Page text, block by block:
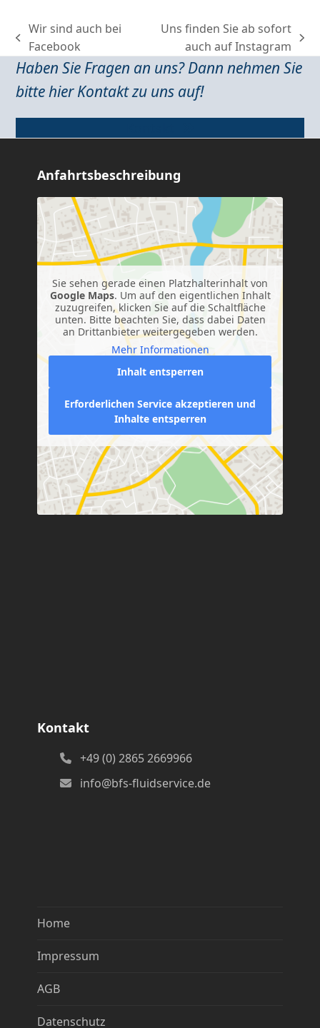
previous
post:
Wir sind auch bei
Facebook
post:
Uns finden Sie ab sofort
auch auf Instagram
Haben Sie Fragen an uns? Dann nehmen Sie
bitte hier Kontakt zu uns auf!
Anfahrtsbeschreibung
Sie sehen gerade einen Platzhalterinhalt von
Google Maps. Um auf den eigentlichen Inhalt
zuzugreifen, klicken Sie auf die Schaltfläche
unten. Bitte beachten Sie, dass dabei Daten
an Drittanbieter weitergegeben werden.
Mehr Informationen
Inhalt entsperren
Erforderlichen Service akzeptieren und
Inhalte entsperren
Kontakt
+49 (0) 2865 2669966
info@bfs-fluidservice.de
Home
Impressum
AGB
Datenschutz